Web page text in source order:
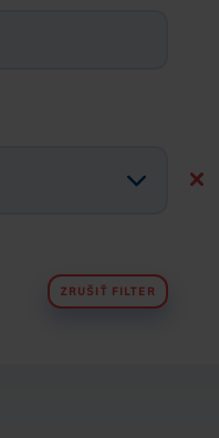
ZRUŠIŤ FILTER